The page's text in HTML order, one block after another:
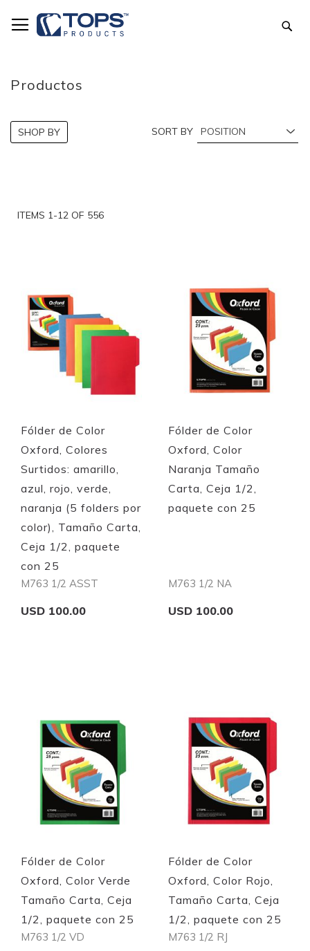
to
Content
Productos
ITEMS 1-12 OF 556
SORT BY
Fólder de Color
Oxford, Colores
Surtidos: amarillo,
azul, rojo, verde,
naranja (5 folders por
color), Tamaño Carta,
Ceja 1/2, paquete
con 25
M763 1/2 ASST
USD 100.00
Quickview
Fólder de Color
Oxford, Color
Naranja Tamaño
Carta, Ceja 1/2,
paquete con 25
M763 1/2 NA
USD 100.00
Quickview
Fólder de Color
Oxford, Color Verde
Tamaño Carta, Ceja
1/2, paquete con 25
M763 1/2 VD
Fólder de Color
Oxford, Color Rojo,
Tamaño Carta, Ceja
1/2, paquete con 25
M763 1/2 RJ
SHOP BY